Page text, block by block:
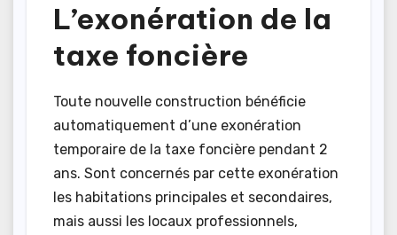
L’exonération de la
taxe foncière
Toute nouvelle construction bénéficie
automatiquement d’une exonération
temporaire de la taxe foncière pendant 2
ans. Sont concernés par cette exonération
les habitations principales et secondaires,
mais aussi les locaux professionnels,